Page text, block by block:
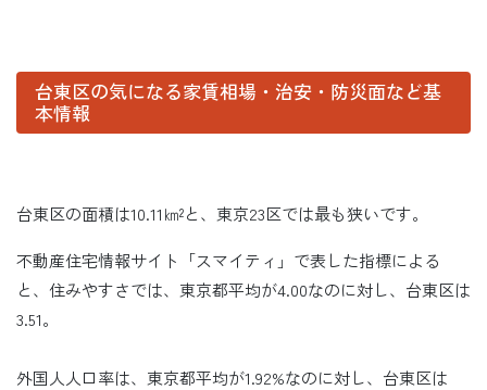
台東区の気になる家賃相場・治安・防災面など基
本情報
台東区の面積は10.11㎞²と、東京23区では最も狭いです。
不動産住宅情報サイト「スマイティ」で表した指標による
と、住みやすさでは、東京都平均が4.00なのに対し、台東区は
3.51。
外国人人口率は、東京都平均が1.92%なのに対し、台東区は